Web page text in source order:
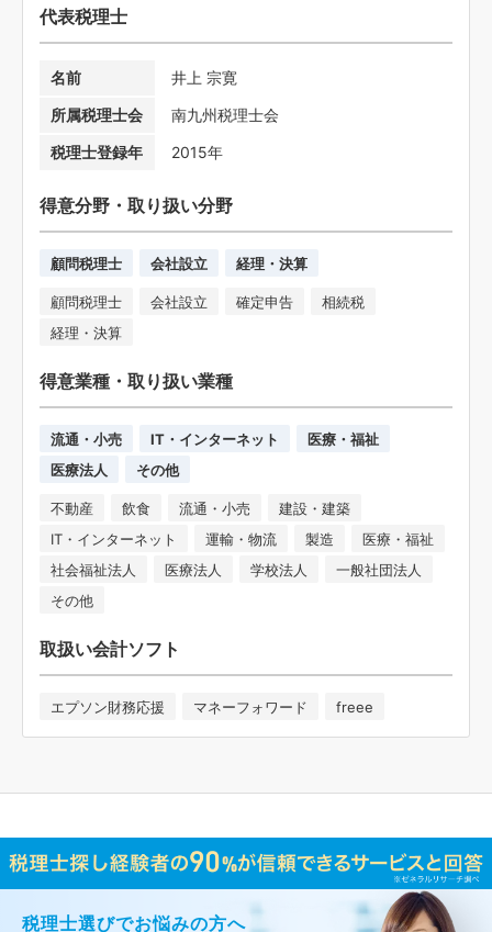
代表税理士
名前
井上 宗寛
所属税理士会
南九州税理士会
税理士登録年
2015年
得意分野・取り扱い分野
顧問税理士 会社設立 経理・決算
顧問税理士 会社設立 確定申告
相続税
経理・決算
得意業種・取り扱い業種
流通・小売 IT・インターネット
医療・福祉
医療法人
その他
不動産 飲食 流通・小売
建設・建築
IT・インターネット
運輸・物流 製造
医療・福祉
社会福祉法人
医療法人 学校法人
一般社団法人
その他
取扱い会計ソフト
エプソン財務応援 マネーフォワード freee
税理士選びでお悩みの方へ